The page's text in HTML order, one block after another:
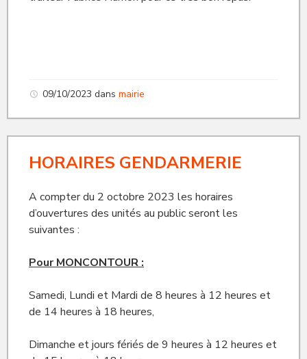
09/10/2023 dans mairie
HORAIRES GENDARMERIE
A compter du 2 octobre 2023 les horaires
d’ouvertures des unités au public seront les
suivantes :
Pour MONCONTOUR :
Samedi, Lundi et Mardi de 8 heures à 12 heures et
de 14 heures à 18 heures,
Dimanche et jours fériés de 9 heures à 12 heures et